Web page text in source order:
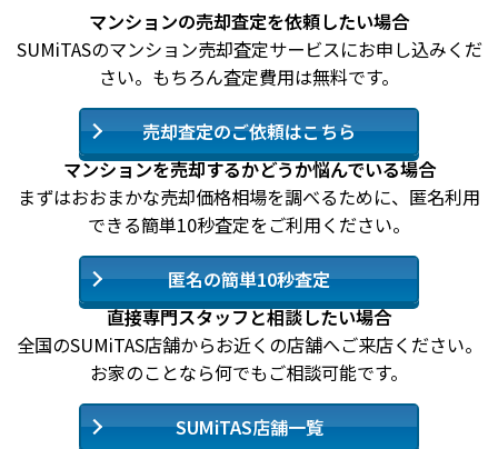
マンションの売却査定を依頼したい場合
SUMiTASのマンション売却査定サービスにお申し込みくだ
さい。もちろん査定費用は無料です。
売却査定のご依頼はこちら
マンションを売却するかどうか悩んでいる場合
まずはおおまかな売却価格相場を調べるために、匿名利用
できる簡単10秒査定をご利用ください。
匿名の簡単10秒査定
直接専門スタッフと相談したい場合
全国のSUMiTAS店舗からお近くの店舗へご来店ください。
お家のことなら何でもご相談可能です。
SUMiTAS店舗一覧